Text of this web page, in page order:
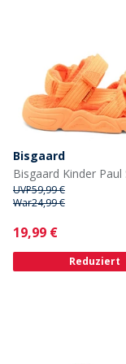
Bisgaard
UVP59,99 €
War24,99 €
Current
19,99 €
Reduziert